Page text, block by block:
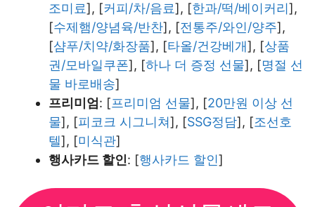
조미료], [커피/차/음료], [한과/떡/베이커리],
[수제햄/양념육/반찬], [전통주/와인/양주],
[샴푸/치약/화장품], [타올/건강베개], [상품
권/모바일쿠폰], [하나 더 증정 선물], [명절 선
물 바로배송]
프리미엄 : [프리미엄 선물], [20만원 이상 선
물], [피코크 시그니쳐], [SSG정담], [조선호
텔], [미식관]
행사카드 할인: [행사카드 할인]